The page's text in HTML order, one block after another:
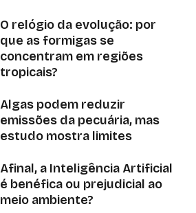
O relógio da evolução: por
que as formigas se
concentram em regiões
tropicais?
Algas podem reduzir
emissões da pecuária, mas
estudo mostra limites
Afinal, a Inteligência Artificial
é benéfica ou prejudicial ao
meio ambiente?